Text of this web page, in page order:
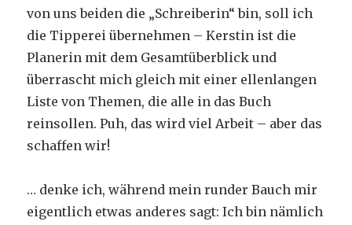
von uns beiden die „Schreiberin“ bin, soll ich
die Tipperei übernehmen – Kerstin ist die
Planerin mit dem Gesamtüberblick und
überrascht mich gleich mit einer ellenlangen
Liste von Themen, die alle in das Buch
reinsollen. Puh, das wird viel Arbeit – aber das
schaffen wir!
… denke ich, während mein runder Bauch mir
eigentlich etwas anderes sagt: Ich bin nämlich